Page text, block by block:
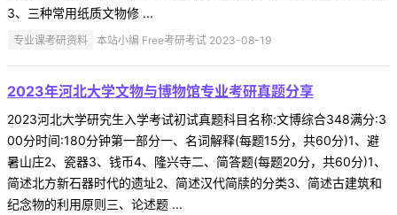
3、三种常用纸质文物修 ...
专业课考研资料 本站小编 Free考研考试 2023-08-19
2023年河北大学文物与博物馆专业考研真题分享
2023河北大学研究生入学考试初试真题科目名称:文博综合348满分:3
00分时间:180分钟第一部分一、名词解释(每题15分，共60分)1、避
暑山庄2、瓷器3、钱币4、隆兴寺二、简答题(每题20分，共60分)1、
简述北方新石器时代的遗址2、简述汉代简牍的分类3、简述古建筑和
纪念物的利用原则三、论述题 ...